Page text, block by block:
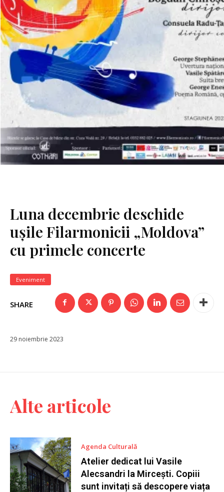
Luna decembrie deschide
ușile Filarmonicii „Moldova”
cu primele concerte
Eveniment
SHARE
29 noiembrie 2023
Alte articole
Agenda Culturală
Atelier dedicat lui Vasile
Alecsandri la Mircești. Copiii
sunt invitați să descopere viața